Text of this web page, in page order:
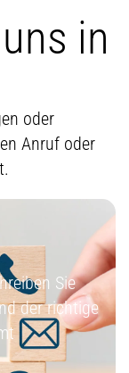
in
oder
Anruf oder
Sie
der richtige